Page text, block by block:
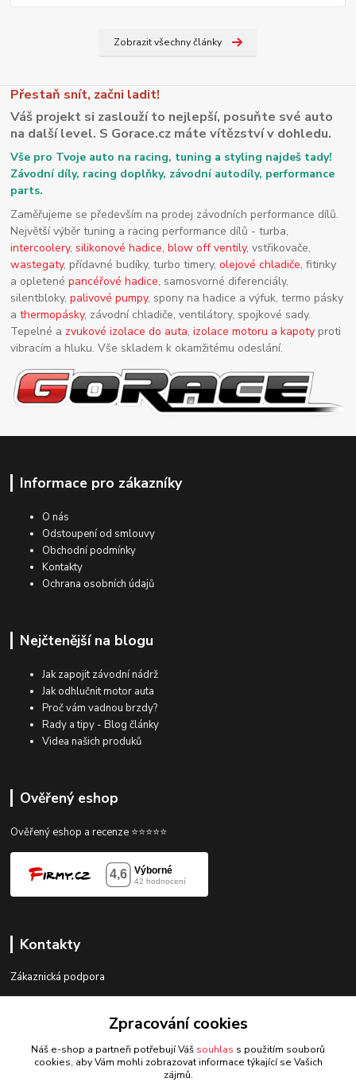
Zobrazit všechny články
Přestaň snít, začni ladit!
Váš projekt si zaslouží to nejlepší, posuňte své auto
na další level. S Gorace.cz máte vítězství v dohledu.
Vše pro Tvoje auto na racing, tuning a styling najdeš tady!
Závodní díly, racing doplňky, závodní autodíly, performance
parts.
Zaměřujeme se především na prodej závodních performance dílů.
Největší výběr tuning a racing performance dílů - turba,
intercoolery,silikonové hadice,blow off ventily, vstřikovače,
wastegaty, přídavné budíky, turbo timery,olejové chladiče, fitinky
a opletenépancéřové hadice, samosvorné diferenciály,
silentbloky,palivové pumpy, spony na hadice a výfuk, termo pásky
athermopásky, závodní chladiče, ventilátory, spojkové sady.
Tepelné a zvukové izolace do auta,izolace motoru a kapoty proti
vibracím a hluku. Vše skladem k okamžitému odeslání.
Informace pro zákazníky
O nás
Odstoupení od smlouvy
Obchodní podmínky
Kontakty
Ochrana osobních údajů
Nejčtenější na blogu
Jak zapojit závodní nádrž
Jak odhlučnit motor auta
Proč vám vadnou brzdy?
Rady a tipy - Blog články
Videa našich produků
Ověřený eshop
Ověřený eshop a recenze ⭐⭐⭐⭐⭐
Kontakty
Zákaznická podpora
Zpracování cookies
Náš e-shop a partneři potřebují Váš souhlas s použitím souborů
cookies, aby Vám mohli zobrazovat informace týkající se Vašich
zájmů.